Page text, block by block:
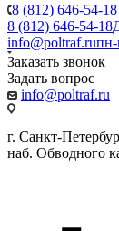
8 (812) 646-54-18
8 (812) 646-54-18
info@poltraf.ru
Заказать звонок
Задать вопрос
info@poltraf.ru
г. Санкт-
наб. Обводного